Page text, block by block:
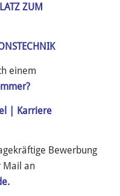
ZUM
einem
| Karriere
Bewerbung
Mail an
.